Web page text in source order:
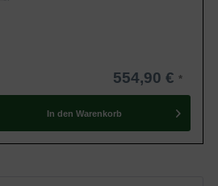
554,90 €
In den Warenkorb